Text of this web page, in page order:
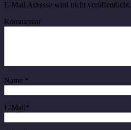
E-Mail Adresse wird nicht veröffentlicht.
Kommentar
Name *
E-Mail*